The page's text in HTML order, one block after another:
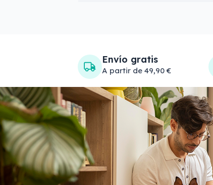
Envío gratis
A partir de 49,90 €